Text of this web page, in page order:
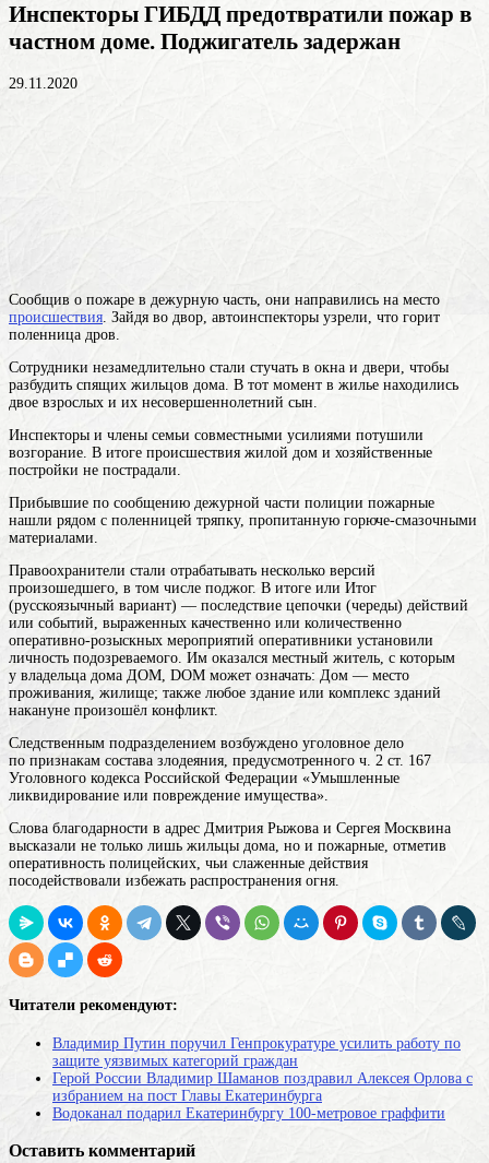
Инспекторы ГИБДД предотвратили пожар в
частном доме. Поджигатель задержан
29.11.2020
Сообщив о пожаре в дежурную часть, они направились на место
происшествия . Зайдя во двор, автоинспекторы узрели, что горит
поленница дров.
Сотрудники незамедлительно стали стучать в окна и двери, чтобы
разбудить спящих жильцов дома. В тот момент в жилье находились
двое взрослых и их несовершеннолетний сын.
Инспекторы и члены семьи совместными усилиями потушили
возгорание. В итоге происшествия жилой дом и хозяйственные
постройки не пострадали.
Прибывшие по сообщению дежурной части полиции пожарные
нашли рядом с поленницей тряпку, пропитанную горюче-смазочными
материалами.
Правоохранители стали отрабатывать несколько версий
произошедшего, в том числе поджог. В итоге или Итог
(русскоязычный вариант) — последствие цепочки (череды) действий
или событий, выраженных качественно или количественно
оперативно-розыскных мероприятий оперативники установили
личность подозреваемого. Им оказался местный житель, с которым
у владельца дома ДОМ, DOM может означать: Дом — место
проживания, жилище; также любое здание или комплекс зданий
накануне произошёл конфликт.
Следственным подразделением возбуждено уголовное дело
по признакам состава злодеяния, предусмотренного ч. 2 ст. 167
Уголовного кодекса Российской Федерации «Умышленные
ликвидирование или повреждение имущества».
Слова благодарности в адрес Дмитрия Рыжова и Сергея Москвина
высказали не только лишь жильцы дома, но и пожарные, отметив
оперативность полицейских, чьи слаженные действия
посодействовали избежать распространения огня.
Читатели рекомендуют:
Владимир Путин поручил Генпрокуратуре усилить работу по
защите уязвимых категорий граждан
Герой России Владимир Шаманов поздравил Алексея Орлова с
избранием на пост Главы Екатеринбурга
Водоканал подарил Екатеринбургу 100-метровое граффити
Оставить комментарий